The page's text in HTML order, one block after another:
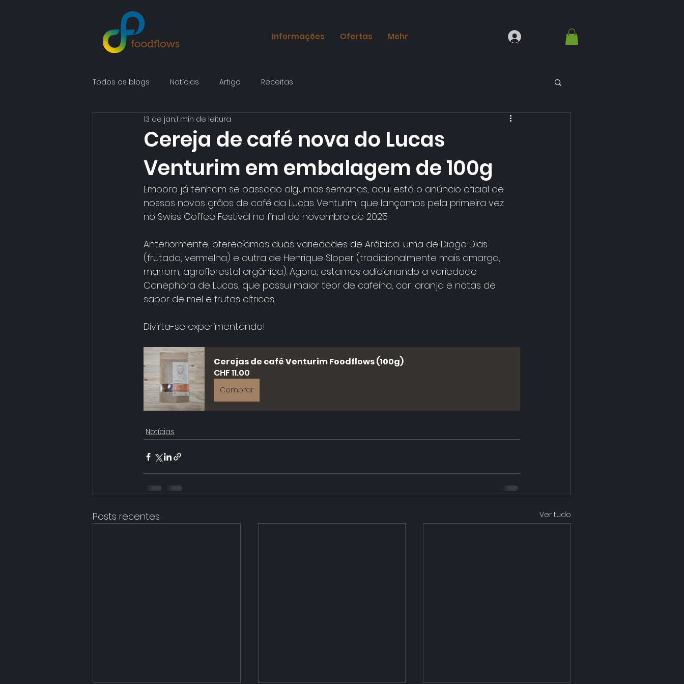
Informações Ofertas Mehr
Todos os blogs Notícias Artigo Receitas
Cereja de café nova do Lucas
Venturim em embalagem de 100g
13 de jan.1 min de leitura
Embora já tenham se passado algumas semanas, aqui está o anúncio oficial de
nossos novos grãos de café da Lucas Venturim, que lançamos pela primeira vez
no Swiss Coffee Festival no final de novembro de 2025.
Anteriormente, oferecíamos duas variedades de Arábica: uma de Diogo Dias
(frutada, vermelha) e outra de Henrique Sloper (tradicionalmente mais amarga,
marrom, agroflorestal orgânica). Agora, estamos adicionando a variedade
Canephora de Lucas, que possui maior teor de cafeína, cor laranja e notas de
sabor de mel e frutas cítricas.
Divirta-se experimentando!
Cerejas de café Venturim Foodflows (100g)
CHF 11.00
Comprar
Notícias
Posts recentes Ver tudo